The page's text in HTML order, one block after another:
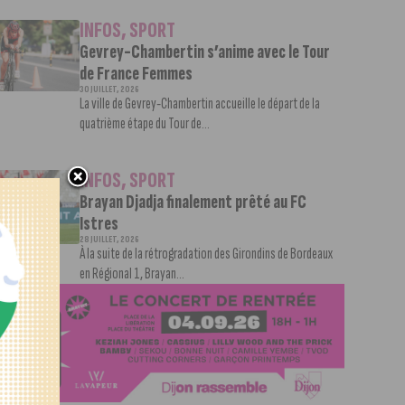
INFOS,SPORT
Gevrey-Chambertin s’anime avec le Tour
de France Femmes
30 JUILLET, 2026
La ville de Gevrey-Chambertin accueille le départ de la
quatrième étape du Tour de...
INFOS,SPORT
Brayan Djadja finalement prêté au FC
Istres
28 JUILLET, 2026
À la suite de la rétrogradation des Girondins de Bordeaux
en Régional 1, Brayan...